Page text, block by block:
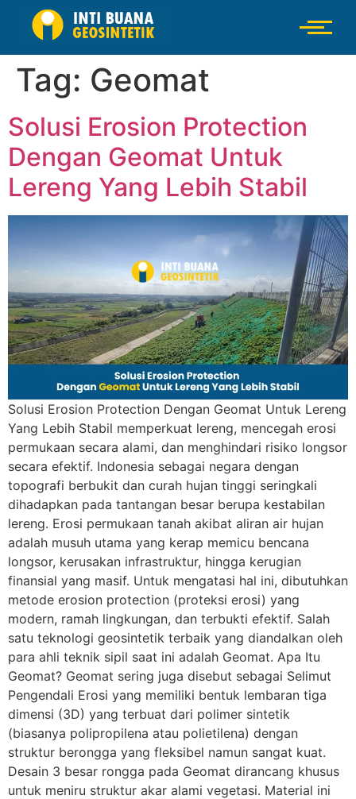
Tag: Geomat
Solusi Erosion Protection
Dengan Geomat Untuk
Lereng Yang Lebih Stabil
Solusi Erosion Protection Dengan Geomat Untuk Lereng
Yang Lebih Stabil memperkuat lereng, mencegah erosi
permukaan secara alami, dan menghindari risiko longsor
secara efektif. Indonesia sebagai negara dengan
topografi berbukit dan curah hujan tinggi seringkali
dihadapkan pada tantangan besar berupa kestabilan
lereng. Erosi permukaan tanah akibat aliran air hujan
adalah musuh utama yang kerap memicu bencana
longsor, kerusakan infrastruktur, hingga kerugian
finansial yang masif. Untuk mengatasi hal ini, dibutuhkan
metode erosion protection (proteksi erosi) yang
modern, ramah lingkungan, dan terbukti efektif. Salah
satu teknologi geosintetik terbaik yang diandalkan oleh
para ahli teknik sipil saat ini adalah Geomat. Apa Itu
Geomat? Geomat sering juga disebut sebagai Selimut
Pengendali Erosi yang memiliki bentuk lembaran tiga
dimensi (3D) yang terbuat dari polimer sintetik
(biasanya polipropilena atau polietilena) dengan
struktur berongga yang fleksibel namun sangat kuat.
Desain 3 besar rongga pada Geomat dirancang khusus
untuk meniru struktur akar alami vegetasi. Material ini